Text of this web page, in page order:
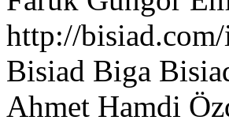
http://
Bisiad Biga
Ahmet Hamdi